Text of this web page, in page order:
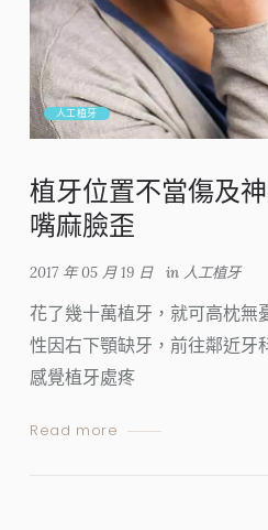
人工植牙
植牙位置不當傷及
嘴麻臉歪
2017 年 05 月 19 日 in 人工植牙
花了幾十萬植牙，就可高枕無
性因右下顎缺牙，前往鄰近牙
感覺植牙處疼
Read more